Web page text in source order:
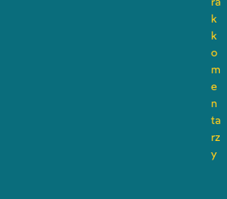
k
k
o
m
e
n
ta
rz
y